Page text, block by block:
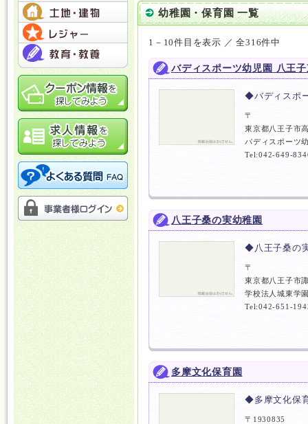
幼稚園・保育園 一覧
1－10件目を表示 ／ 全316件中
バディスポーツ幼児園 八王
◆バディスポ
〒
東京都八王子市
バディスポーツ
Tel:042-649-
八王子桑の実幼稚園
◆八王子桑の
〒
東京都八王子市
学校法人城東学
Tel:042-651-
多摩文化保育園
◆多摩文化保
〒1930835